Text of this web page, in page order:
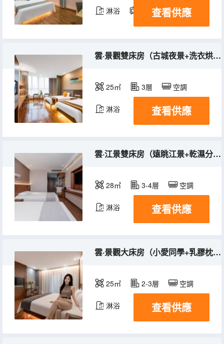
淋浴 電視機
查看供應
雲·景觀雙床房（古城夜景+洗衣烘乾）
25㎡ 3層 空調
淋浴 查看供應
雲·江景雙床房（遠眺江景+乾濕分離）
28㎡ 3-4層 空調
淋浴 查看供應
雲·景觀大床房（小愛同學+乳膠枕芯）
25㎡ 2-3層 空調
淋浴 查看供應